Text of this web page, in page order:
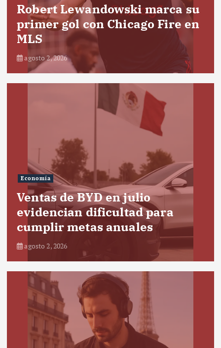
Robert Lewandowski marca su
primer gol con Chicago Fire en
MLS
agosto 2, 2026
Economía
Ventas de BYD en julio
evidencian dificultad para
cumplir metas anuales
agosto 2, 2026